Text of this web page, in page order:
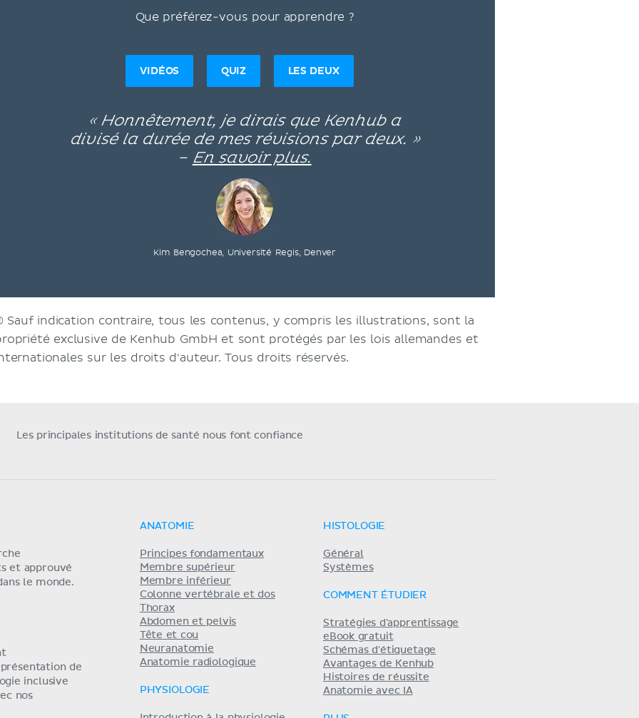
Que préférez-vous pour apprendre ?
VIDÉOS QUIZ LES DEUX
« Honnêtement, je dirais que Kenhub a
divisé la durée de mes révisions par deux. »
– En savoir plus.
Kim Bengochea, Université Regis, Denver
Sauf indication contraire, tous les contenus, y compris les illustrations, sont la
exclusive de Kenhub GmbH et sont protégés par les lois allemandes et
sur les droits d'auteur. Tous droits réservés.
Les principales institutions de santé nous font confiance
et approuvé
le monde.
de
inclusive
nos
ANATOMIE
Principes fondamentaux
Membre supérieur
Membre inférieur
Colonne vertébrale et dos
Thorax
Abdomen et pelvis
Tête et cou
Neuranatomie
Anatomie radiologique
PHYSIOLOGIE
HISTOLOGIE
Général
Systèmes
COMMENT ÉTUDIER
Stratégies d'apprentissage
eBook gratuit
Schémas d'étiquetage
Avantages de Kenhub
Histoires de réussite
Anatomie avec IA